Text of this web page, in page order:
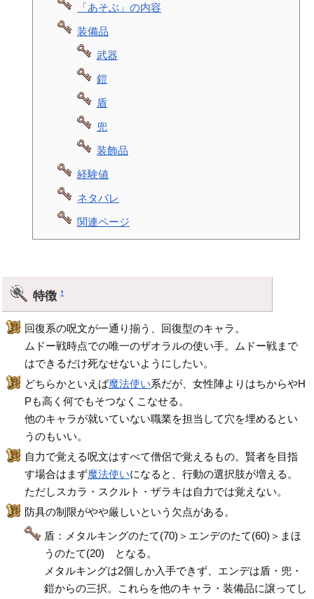
「あそぶ」の内容
装備品
武器
鎧
盾
兜
装飾品
経験値
ネタバレ
関連ページ
特徴†
回復系の呪文が一通り揃う、回復型のキャラ。
ムドー戦時点での唯一のザオラルの使い手。ムドー戦まで
はできるだけ死なせないようにしたい。
どちらかといえば魔法使い系だが、女性陣よりはちからやH
Pも高く何でもそつなくこなせる。
他のキャラが就いていない職業を担当して穴を埋めるとい
うのもいい。
自力で覚える呪文はすべて僧侶で覚えるもの。賢者を目指
す場合はまず魔法使いになると、行動の選択肢が増える。
ただしスカラ・スクルト・ザラキは自力では覚えない。
防具の制限がやや厳しいという欠点がある。
盾：メタルキングのたて(70)＞エンデのたて(60)＞まほ
うのたて(20) となる。
メタルキングは2個しか入手できず、エンデは盾・兜・
鎧からの三択。これらを他のキャラ・装備品に譲ってし